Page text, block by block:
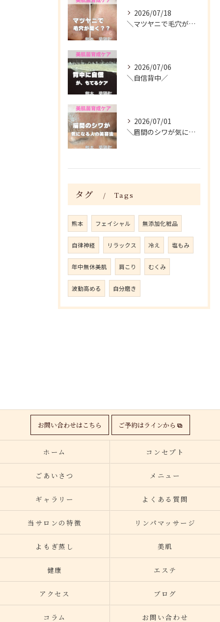
2026/07/18
＼マツヤニで毛穴が開く？／
2026/07/06
＼自信背中／
2026/07/01
＼眉間のシワが気になる人がやってる美容法／
タグ Tags
熊本 フェイシャル 無添加化粧品
自律神経 リラックス 冷え 塩もみ
年中無休美肌 肩こり むくみ
波動高める 自分磨き
お問い合わせはこちら ご予約はラインから
ホーム コンセプト
ごあいさつ メニュー
ギャラリー よくある質問
当サロンの特徴 リンパマッサージ
よもぎ蒸し 美肌
健康 エステ
アクセス ブログ
コラム お問い合わせ